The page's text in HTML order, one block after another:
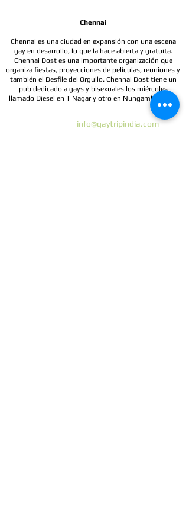
Chennai
Chennai es una ciudad en expansión con una escena
gay en desarrollo, lo que la hace abierta y gratuita.
Chennai Dost es una importante organización que
organiza fiestas, proyecciones de películas, reuniones y
también el Desfile del Orgullo. Chennai Dost tiene un
pub dedicado a gays y bisexuales los miércoles
llamado Diesel en T Nagar y otro en Nungambakkam.
info@gaytripindia.com